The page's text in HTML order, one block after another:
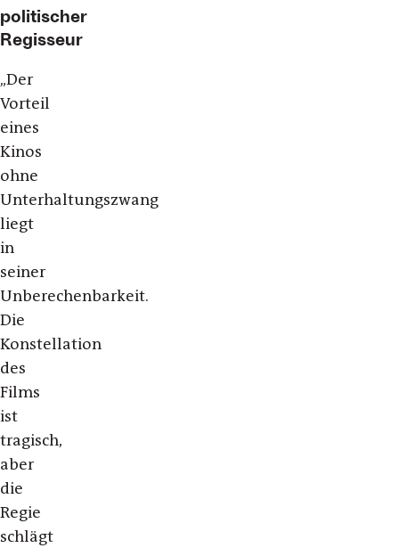
politischer
Regisseur
„Der
Vorteil
eines
Kinos
ohne
Unterhaltungszwang
liegt
in
seiner
Unberechenbarkeit.
Die
Konstellation
des
Films
ist
tragisch,
aber
die
Regie
schlägt